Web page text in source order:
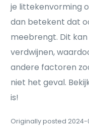
je littekenvorming
dan betekent dat
meebrengt. Dit
verdwijnen,
andere factoren
niet het geval.
is!
Originally posted 2024-